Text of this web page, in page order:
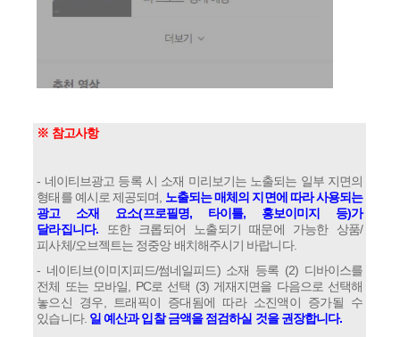
※ 참고사항
- 네이티브광고 등록 시 소재 미리보기는 노출되는 일부 지면의
형태를 예시로 제공되며,
노출되는 매체의 지면에 따라 사용되는
광고 소재 요소(프로필명, 타이틀, 홍보이미지 등)가
달라집니다.
또한 크롭되어 노출되기 때문에 가능한 상품/
피사체/오브젝트는 정중앙 배치해주시기 바랍니다.
- 네이티브(이미지피드/썸네일피드) 소재 등록 (2) 디바이스를
전체 또는 모바일, PC로 선택 (3) 게재지면을 다음으로 선택해
놓으신 경우, 트래픽이 증대됨에 따라 소진액이 증가될 수
있습니다. 일 예산과 입찰 금액을 점검하실 것을 권장합니다.